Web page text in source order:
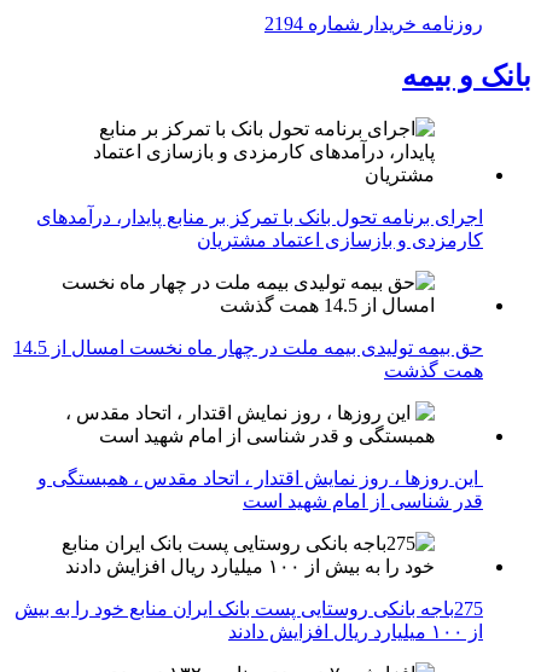
روزنامه خریدار شماره 2194
بانک و بیمه
اجرای برنامه تحول بانک با تمرکز بر منابع پایدار، درآمدهای
کارمزدی و بازسازی اعتماد مشتریان
حق بیمه تولیدی بیمه ملت در چهار ماه نخست امسال از 14.5
همت گذشت
این روزها ، روز نمایش اقتدار ، اتحاد مقدس ، همبستگی و
قدر شناسی از امام شهید است
275باجه بانکی روستایی پست بانک ایران منابع خود را به بیش
از ۱۰۰ میلیارد ریال افزایش دادند